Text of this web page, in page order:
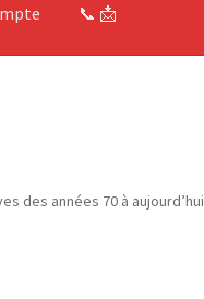
📞 📩
des années 70 à aujourd’hui